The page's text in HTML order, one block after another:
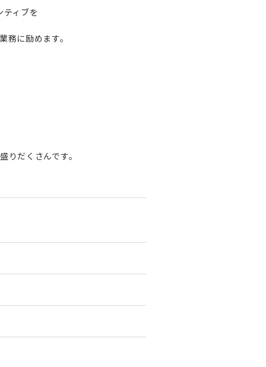
ティブを
に励めます。
りだくさんです。